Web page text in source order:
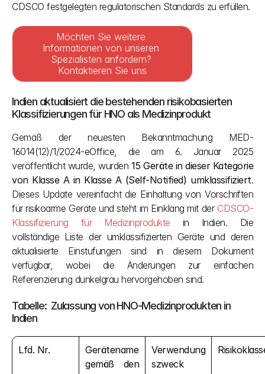
CDSCO festgelegten regulatorischen Standards zu erfüllen.
Möchten Sie weitere
Informationen von unseren
Spezialisten anfordern?
Kontaktieren Sie uns
Indien aktualisiert die bestehenden risikobasierten
Klassifizierungen für HNO als Medizinprodukt
Gemäß der neuesten Bekanntmachung MED-
16014(12)/1/2024-eOffice, die am 6. Januar 2025
veröffentlicht wurde, wurden 15 Geräte in dieser Kategorie
von Klasse A in Klasse A (Self-Notified) umklassifiziert.
Dieses Update vereinfacht die Einhaltung von Vorschriften
für risikoarme Geräte und steht im Einklang mit der CDSCO-
Klassifizierung für Medizinprodukte in Indien. Die
vollständige Liste der umklassifizierten Geräte und deren
aktualisierte Einstufungen sind in diesem Dokument
verfügbar, wobei die Änderungen zur einfachen
Referenzierung dunkelgrau hervorgehoben sind.
Tabelle:  Zulassung von HNO-Medizinprodukten in
Indien
Lfd. Nr.
Gerätename
gemäß den
Verwendung
szweck